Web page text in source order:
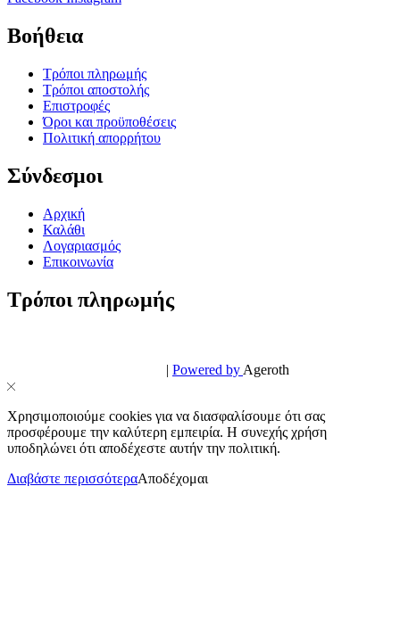
Βοήθεια
Τρόποι πληρωμής
Τρόποι αποστολής
Επιστροφές
Όροι και προϋποθέσεις
Πολιτική απορρήτου
Σύνδεσμοι
Αρχική
Καλάθι
Λογαριασμός
Επικοινωνία
Τρόποι πληρωμής
| Powered by Ageroth
Χρησιμοποιούμε cookies για να διασφαλίσουμε ότι σας
προσφέρουμε την καλύτερη εμπειρία. Η συνεχής χρήση
υποδηλώνει ότι αποδέχεστε αυτήν την πολιτική.
Διαβάστε περισσότεραΑποδέχομαι